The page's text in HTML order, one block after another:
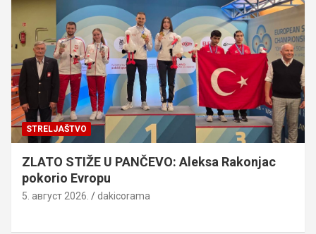
STRELJAŠTVO
ZLATO STIŽE U PANČEVO: Aleksa Rakonjac
pokorio Evropu
5. август 2026. dakicorama